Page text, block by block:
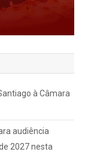
à Câmara
audiência
2027 nesta